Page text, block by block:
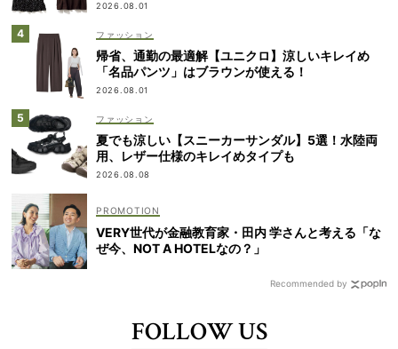
2026.08.01
ファッション
帰省、通勤の最適解【ユニクロ】涼しいキレイめ
「名品パンツ」はブラウンが使える！
2026.08.01
ファッション
夏でも涼しい【スニーカーサンダル】5選！水陸両
用、レザー仕様のキレイめタイプも
2026.08.08
VERY世代が金融教育家・田内 学さんと考える「な
ぜ今、NOT A HOTELなの？」
Recommended by
FOLLOW US